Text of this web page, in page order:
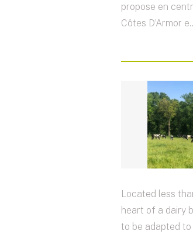
propose en
Côtes D’Armor
Located less
heart of a dairy
to be adapted